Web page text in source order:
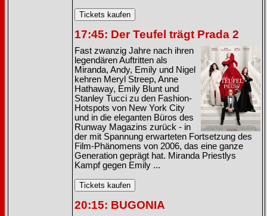
17:45: Der Teufel trägt Prada 2
Fast zwanzig Jahre nach ihren
legendären Auftritten als
Miranda, Andy, Emily und Nigel
kehren Meryl Streep, Anne
Hathaway, Emily Blunt und
Stanley Tucci zu den Fashion-
Hotspots von New York City
und in die eleganten Büros des
Runway Magazins zurück - in
der mit Spannung erwarteten Fortsetzung des
Film-Phänomens von 2006, das eine ganze
Generation geprägt hat. Miranda Priestlys
Kampf gegen Emily ...
20:15: BUGONIA